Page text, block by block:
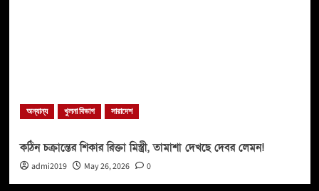
অন্যান্য খুলনা বিভাগ সারাদেশ
কঠিন চক্রান্তের শিকার রিক্তা মিস্ত্রী, তামাশা দেখছে দেবর লেমন!
admi2019 May 26, 2026 0